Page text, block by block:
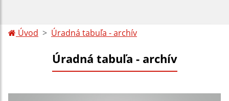
Úvod Úradná tabuľa - archív
Úradná tabuľa - archív